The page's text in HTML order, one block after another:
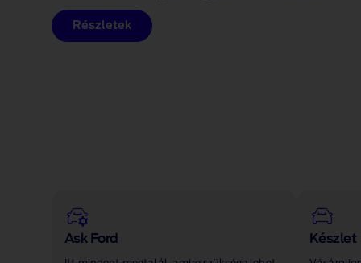
Részletek
Ask Ford Készlet